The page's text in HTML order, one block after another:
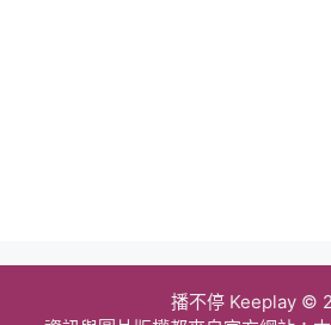
播不停 Keeplay ©